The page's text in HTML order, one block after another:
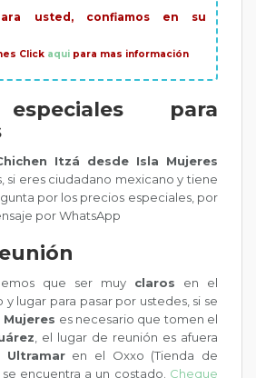
usted, confiamos en su
Click aqui para mas información
para
Itzá desde Isla Mujeres
si eres ciudadano mexicano y tiene
por los precios especiales, por
por WhatsApp
que ser muy claros en el
lugar para pasar por ustedes, si se
Mujeres es necesario que tomen el
, el lugar de reunión es afuera
Ultramaren el Oxxo (Tienda de
encuentra a un costado. Cheque